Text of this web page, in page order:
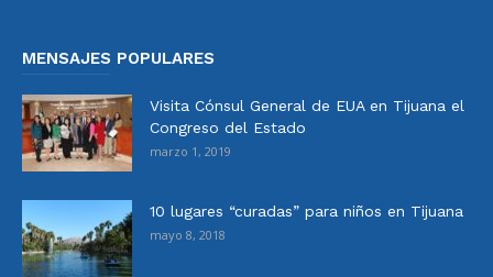
MENSAJES POPULARES
Visita Cónsul General de EUA en Tijuana el
Congreso del Estado
marzo 1, 2019
10 lugares “curadas” para niños en Tijuana
mayo 8, 2018